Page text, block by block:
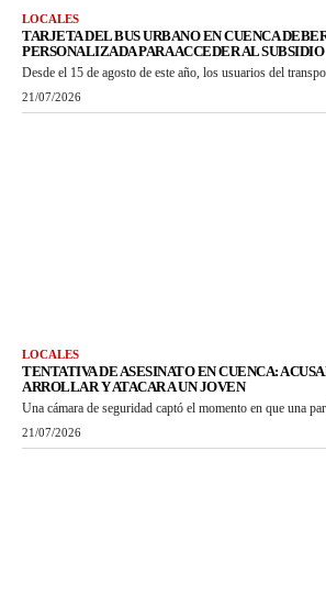
LOCALES
TARJETA DEL BUS URBANO EN CUENCA
PERSONALIZADA PARA ACCEDER AL SUBSIDIO
Desde el 15 de agosto de este año, los usuarios del
21/07/2026
LOCALES
TENTATIVA DE ASESINATO EN CUENCA:
ARROLLAR Y ATACAR A UN JOVEN
Una cámara de seguridad captó el momento en que una
21/07/2026